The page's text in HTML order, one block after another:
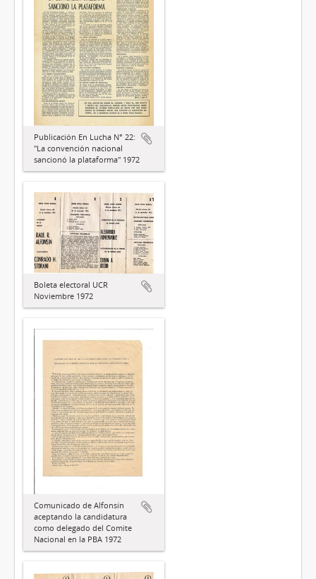
Publicación En Lucha N° 22:
"La convención nacional
sancionó la plataforma" 1972
Boleta electoral UCR
Noviembre 1972
Comunicado de Alfonsín
aceptando la candidatura
como delegado del Comite
Nacional en la PBA 1972